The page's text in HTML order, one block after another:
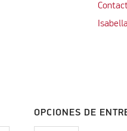
OPCIONES DE